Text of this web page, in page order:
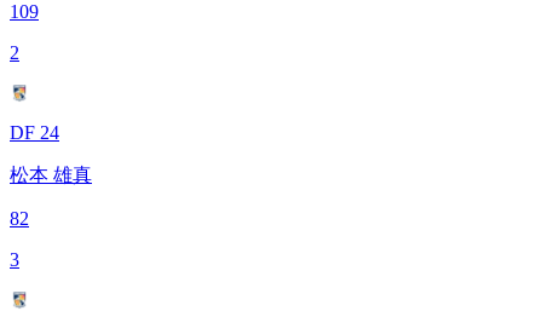
109
2
DF 24
松本 雄真
82
3